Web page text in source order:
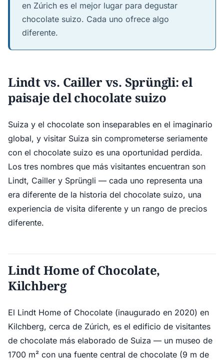
en Zúrich es el mejor lugar para degustar
chocolate suizo. Cada uno ofrece algo
diferente.
Lindt vs. Cailler vs. Sprüngli: el
paisaje del chocolate suizo
Suiza y el chocolate son inseparables en el imaginario
global, y visitar Suiza sin comprometerse seriamente
con el chocolate suizo es una oportunidad perdida.
Los tres nombres que más visitantes encuentran son
Lindt, Cailler y Sprüngli — cada uno representa una
era diferente de la historia del chocolate suizo, una
experiencia de visita diferente y un rango de precios
diferente.
Lindt Home of Chocolate,
Kilchberg
El Lindt Home of Chocolate (inaugurado en 2020) en
Kilchberg, cerca de Zúrich, es el edificio de visitantes
de chocolate más elaborado de Suiza — un museo de
1700 m² con una fuente central de chocolate (9 m de